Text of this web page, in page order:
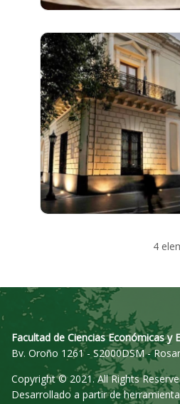
4
Facultad de Ciencias Económicas y
Bv. Oroño 1261 - S2000DSM -
Copyright © 2021. All Rights
Desarrollado a partir de